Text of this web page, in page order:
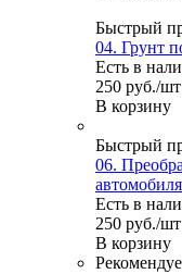
Быстрый
04. Грунт
Есть в
250 руб./шт
В корзину
Быстрый
06.
Есть в
250 руб./шт
В корзину